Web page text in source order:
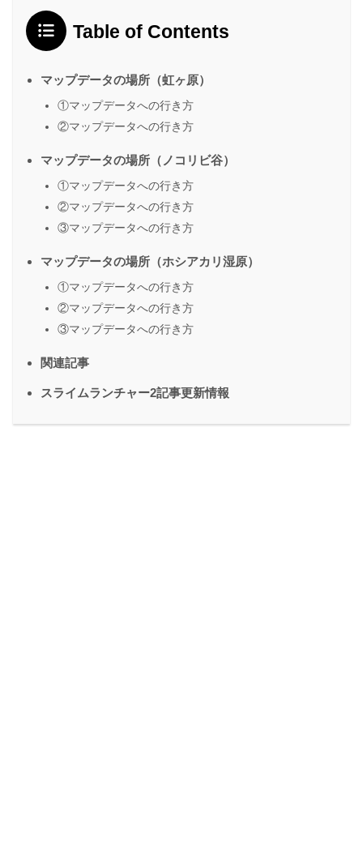
Table of Contents
マップデータの場所（虹ヶ原）
①マップデータへの行き方
②マップデータへの行き方
マップデータの場所（ノコリビ谷）
①マップデータへの行き方
②マップデータへの行き方
③マップデータへの行き方
マップデータの場所（ホシアカリ湿原）
①マップデータへの行き方
②マップデータへの行き方
③マップデータへの行き方
関連記事
スライムランチャー2記事更新情報